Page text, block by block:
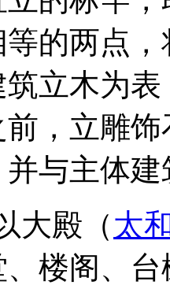
的两点
立木为
前，立雕
与主体
大殿（太
楼阁、